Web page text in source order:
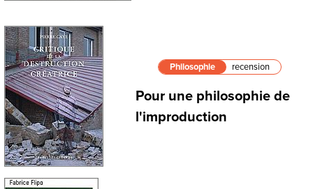
Philosophie recension
Pour une philosophie de
l'improduction